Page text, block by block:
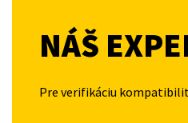
NÁŠ
Pre verifikáciu